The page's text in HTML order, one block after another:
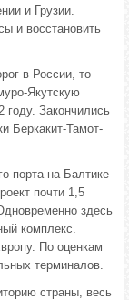
и Грузии.
и восстановить
в России, то
Якутскую
году. Закончились
Беркакит-Тамот-
порта на Балтике –
почти 1,5
здесь
комплекс.
По оценкам
терминалов.
страны, весь